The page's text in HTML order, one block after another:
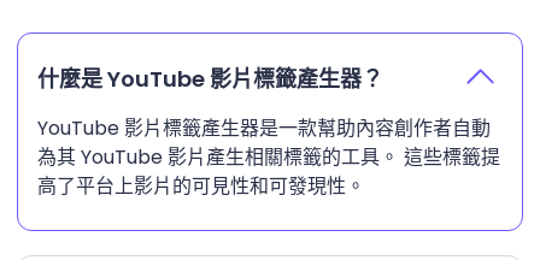
什麼是 YouTube 影片標籤產生器？
YouTube 影片標籤產生器是一款幫助內容創作者自動
為其 YouTube 影片產生相關標籤的工具。 這些標籤提
高了平台上影片的可見性和可發現性。